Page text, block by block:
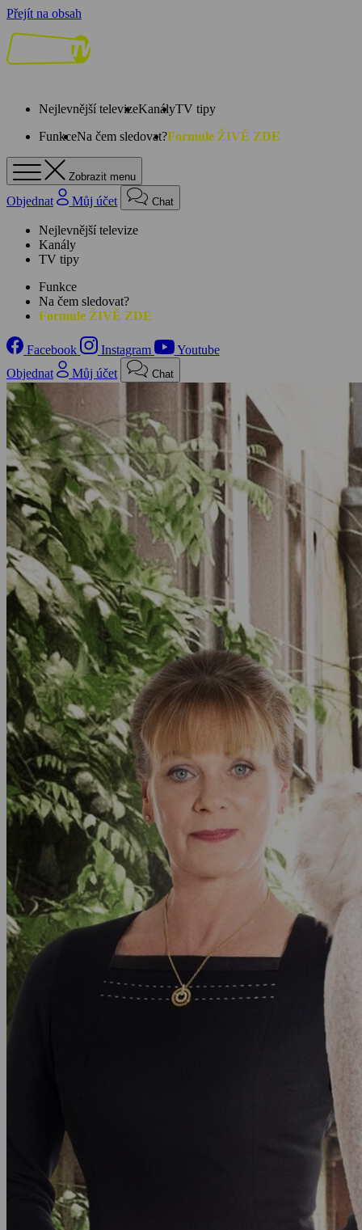
Přejít na obsah
Nejlevnější televizeKanályTV tipy
FunkceNa čem sledovat?Formule ŽIVĚ ZDE
Zobrazit menu
Objednat Můj účet Chat
Nejlevnější televize
Kanály
TV tipy
Funkce
Na čem sledovat?
Formule ŽIVĚ ZDE
Facebook Instagram
Youtube
Objednat
Můj účet Chat